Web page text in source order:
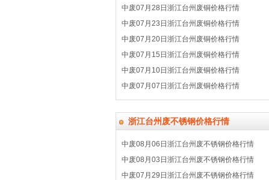
中废07月28日浙江台州废铜价格行情
中废07月23日浙江台州废铜价格行情
中废07月20日浙江台州废铜价格行情
中废07月15日浙江台州废铜价格行情
中废07月10日浙江台州废铜价格行情
中废07月07日浙江台州废铜价格行情
浙江台州废不锈钢价格行情
中废08月06日浙江台州废不锈钢价格行情
中废08月03日浙江台州废不锈钢价格行情
中废07月29日浙江台州废不锈钢价格行情